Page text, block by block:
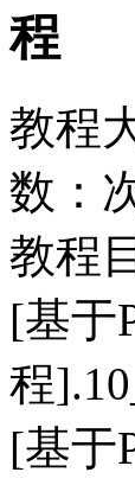
程
教程
数：
教程
[基于
程
[基于